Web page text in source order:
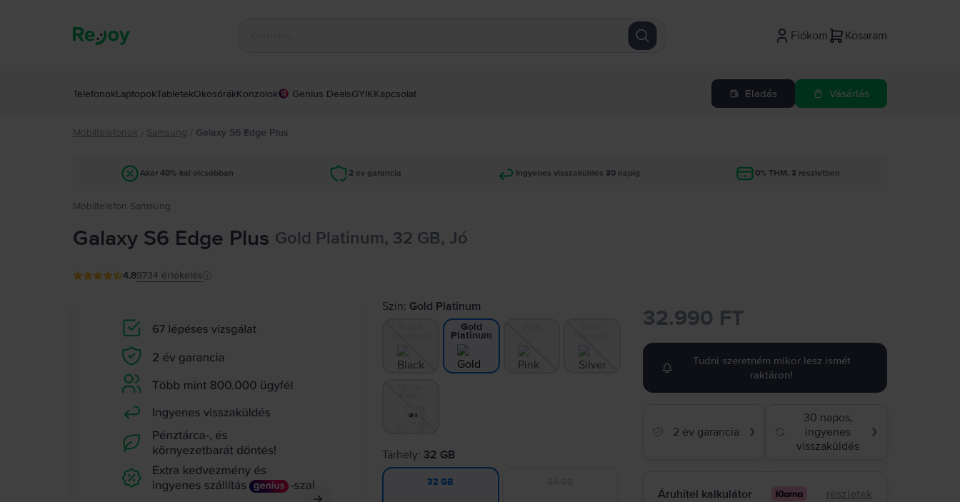
Fiókom Kosaram
TelefonokLaptopokTabletekOkosórákKonzolok Genius DealsGYIKKapcsolat Eladás Vásárlás
Mobiltelefonok / Samsung / Galaxy S6 Edge Plus
Akár 40%-kal olcsóbban 2 év garancia Ingyenes visszaküldés 30 napig 0% THM, 3 részletben
Mobiltelefon Samsung
Galaxy S6 Edge Plus Gold Platinum, 32 GB, Jó
4.89734 értékelés
Szín: Gold Platinum
Gold
Platinum
Tárhely: 32 GB
32 GB
32.990 FT
Tudni szeretném mikor lesz ismét
raktáron!
2 év garancia ❯
30 napos,
ingyenes
visszaküldés
❯
Áruhitel kalkulátor részletek